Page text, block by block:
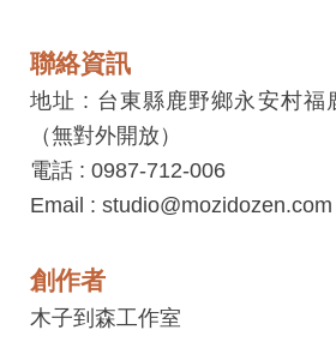
告
著
作
權
聲
相
關
聯絡資訊
地址 : 台東縣鹿野鄉永安村福
（無對外開放）
電話 : 0987-712-006
Email : studio@mozidozen.com
創作者
木子到森工作室